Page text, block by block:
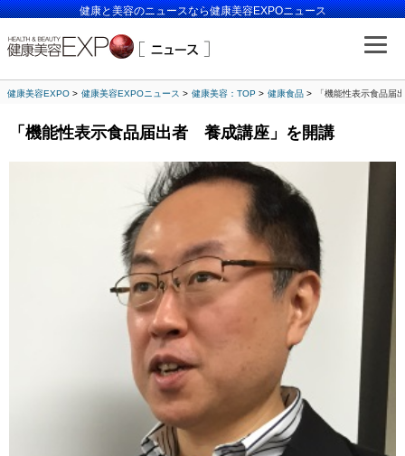
健康と美容のニュースなら健康美容EXPOニュース
健康美容EXPO 健康美容EXPOニュース 健康美容：TOP 健康食品 「機能性表示食品
「機能性表示食品届出者 養成講座」を開講